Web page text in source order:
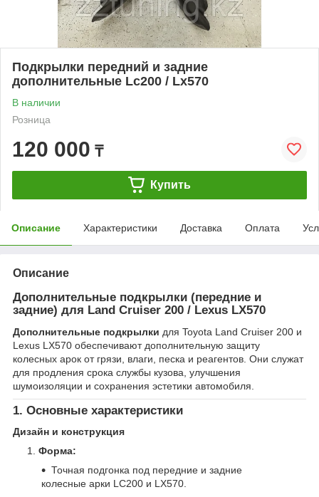
Подкрылки передний и задние
дополнительные Lc200 / Lx570
В наличии
Розница
120 000 ₸
Купить
Описание Характеристики Доставка Оплата
Описание
Дополнительные подкрылки (передние и
задние) для Land Cruiser 200 / Lexus LX570
Дополнительные подкрылки для Toyota Land Cruiser 200 и
Lexus LX570 обеспечивают дополнительную защиту
колесных арок от грязи, влаги, песка и реагентов. Они служат
для продления срока службы кузова, улучшения
шумоизоляции и сохранения эстетики автомобиля.
1. Основные характеристики
Дизайн и конструкция
Форма:
Точная подгонка под передние и задние
колесные арки LC200 и LX570.